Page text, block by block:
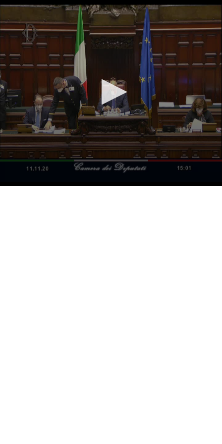
Vai al contenuto principale
WebTV Camera dei Deputati
Vai al menu di navigazione
Contenuto
Fine contenuto
Vai al contenuto principale Vai al menu di navigazione